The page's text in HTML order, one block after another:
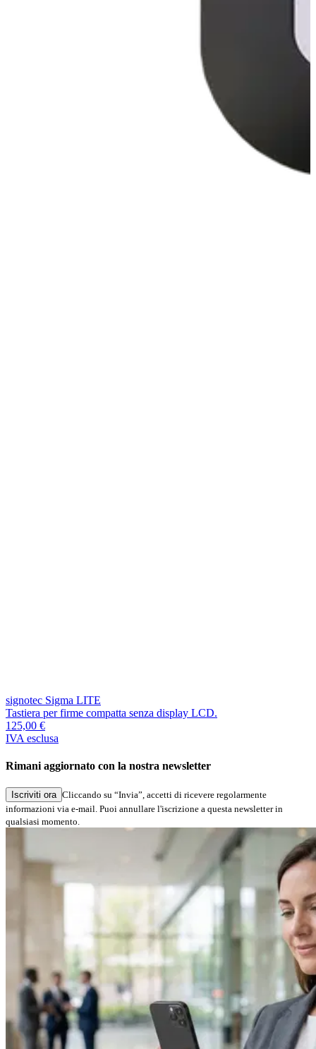
signotec Sigma LITE
Tastiera per firme compatta senza display LCD.
125,00 €
IVA esclusa
Rimani aggiornato con la nostra newsletter
Iscriviti ora Cliccando su “Invia”, accetti di ricevere regolarmente
informazioni via e-mail. Puoi annullare l'iscrizione a questa newsletter in
qualsiasi momento.